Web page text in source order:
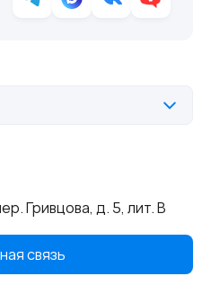
Гривцова, д. 5, лит. В
связь